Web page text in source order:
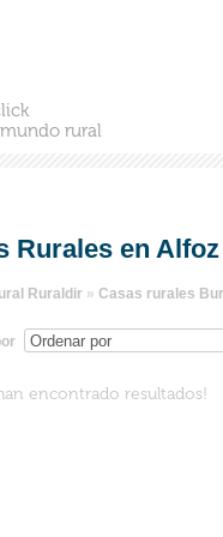
rural
Rurales en
Ruraldir» Casas rurales
encontrado resultados!